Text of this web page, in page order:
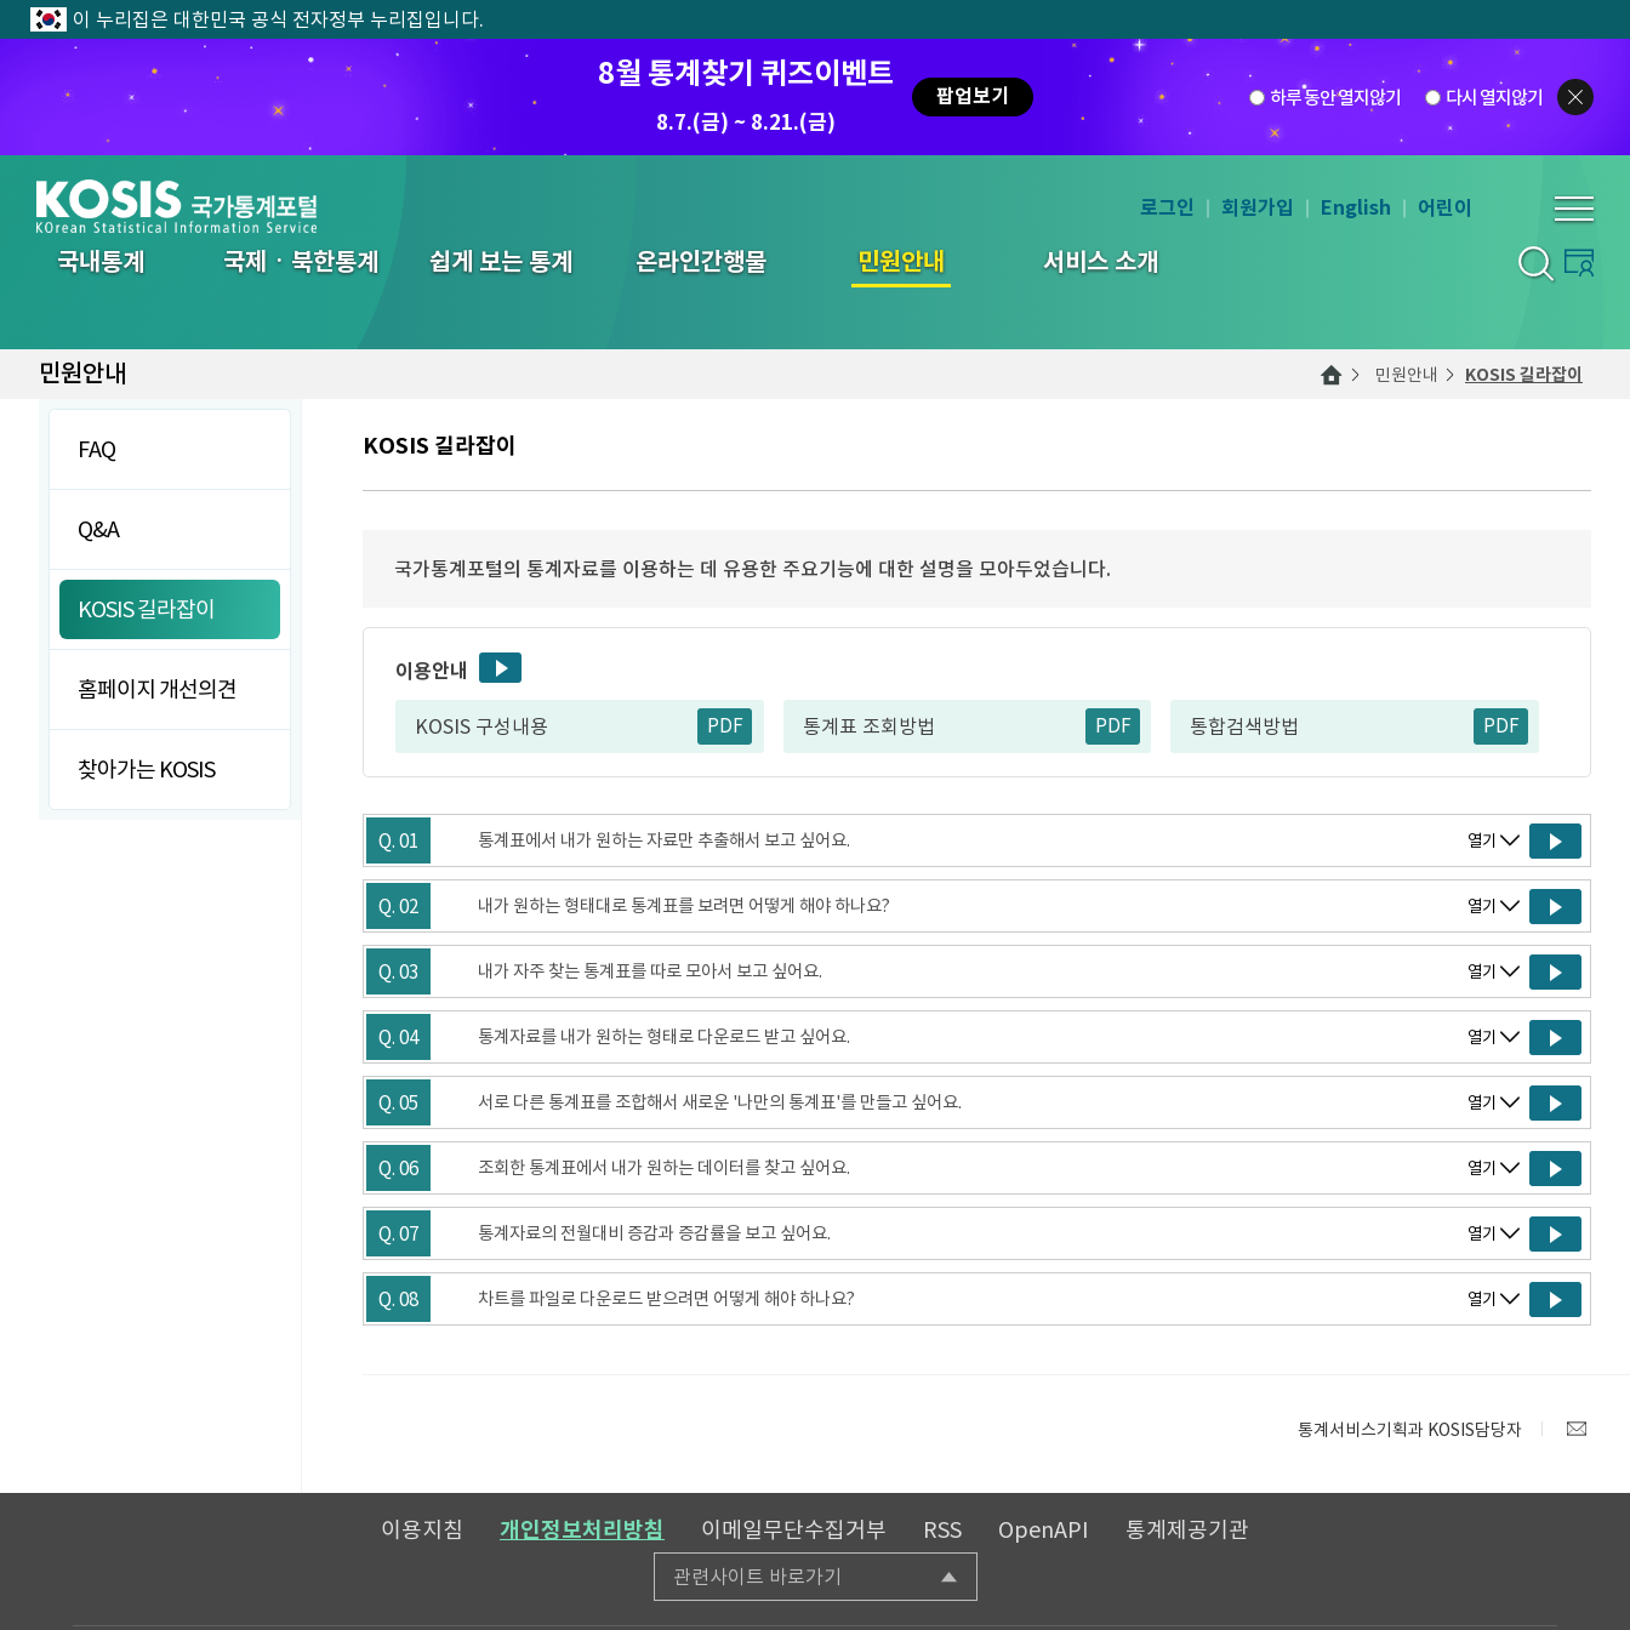
이 누리집은 대한민국 공식 전자정부 누리집입니다.
8월 통계찾기 퀴즈이벤트
8.7.(금) ~ 8.21.(금)
팝업보기 하루 동안 열지않기 다시 열지않기
국내통계 국제ㆍ북한통계 쉽게 보는 통계 온라인간행물 민원안내 서비스 소개
통합검색
로그인 회원가입 English 어린이
민원안내 민원안내 KOSIS 길라잡이
FAQ
Q&A
KOSIS 길라잡이
홈페이지 개선의견
찾아가는 KOSIS
KOSIS 길라잡이
국가통계포털의 통계자료를 이용하는 데 유용한 주요기능에 대한 설명을 모아두었습니다.
이용안내
KOSIS 구성내용 PDF 통계표 조회방법 PDF 통합검색방법 PDF
Q. 01 통계표에서 내가 원하는 자료만 추출해서 보고 싶어요. 열기
Q. 02 내가 원하는 형태대로 통계표를 보려면 어떻게 해야 하나요? 열기
Q. 03 내가 자주 찾는 통계표를 따로 모아서 보고 싶어요. 열기
Q. 04 통계자료를 내가 원하는 형태로 다운로드 받고 싶어요. 열기
Q. 05 서로 다른 통계표를 조합해서 새로운 '나만의 통계표'를 만들고 싶어요. 열기
Q. 06 조회한 통계표에서 내가 원하는 데이터를 찾고 싶어요. 열기
Q. 07 통계자료의 전월대비 증감과 증감률을 보고 싶어요. 열기
Q. 08 차트를 파일로 다운로드 받으려면 어떻게 해야 하나요? 열기
통계서비스기획과 KOSIS담당자
이용지침 개인정보처리방침 이메일무단수집거부 RSS OpenAPI 통계제공기관
관련사이트 바로가기